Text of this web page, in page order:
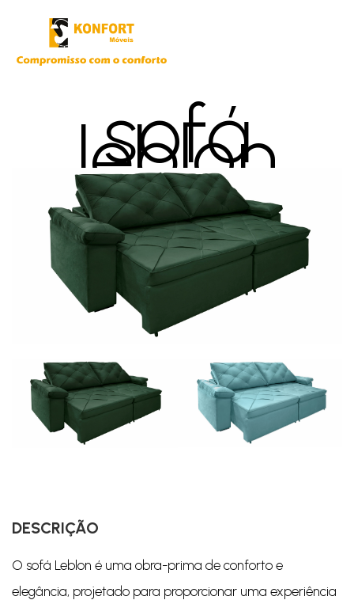
sofá
leblon
DESCRIÇÃO
O sofá Leblon é uma obra-prima de conforto e
elegância, projetado para proporcionar uma experiência